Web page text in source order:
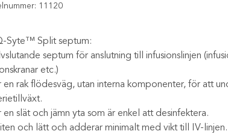
11120
Syte™ Split septum:
septum för anslutning till infusionslinjen
etc.)
en rak flödesväg, utan interna komponenter, för att
en slät och jämn yta som är enkel att desinfektera.
och lätt och adderar minimalt med vikt till IV-linjen.